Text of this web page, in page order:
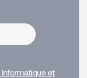
Informatique et